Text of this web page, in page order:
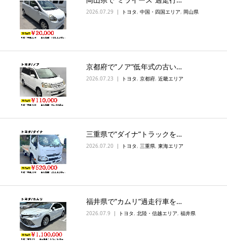
2026.07.29 トヨタ, 中国・四国エリア, 岡山県
京都府で”ノア”低年式の古い…
2026.07.23 トヨタ, 京都府, 近畿エリア
三重県で”ダイナ”トラックを…
2026.07.20 トヨタ, 三重県, 東海エリア
福井県で”カムリ”過走行車を…
2026.07.9 トヨタ, 北陸・信越エリア, 福井県